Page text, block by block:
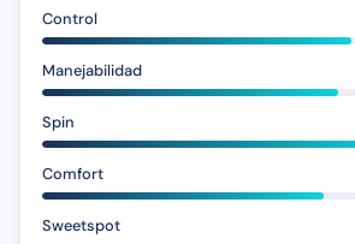
Control
Manejabilidad
Spin
Comfort
Sweetspot